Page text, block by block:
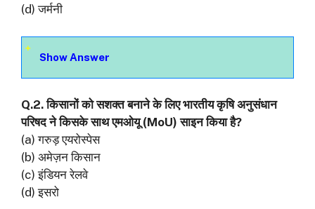
(d) जर्मनी
Show Answer
Q.2. किसानों को सशक्त बनाने के लिए भारतीय कृषि अनुसंधान
परिषद ने किसके साथ एमओयू (MoU) साइन किया है?
(a) गरुड़ एयरोस्पेस
(b) अमेज़न किसान
(c) इंडियन रेलवे
(d) इसरो